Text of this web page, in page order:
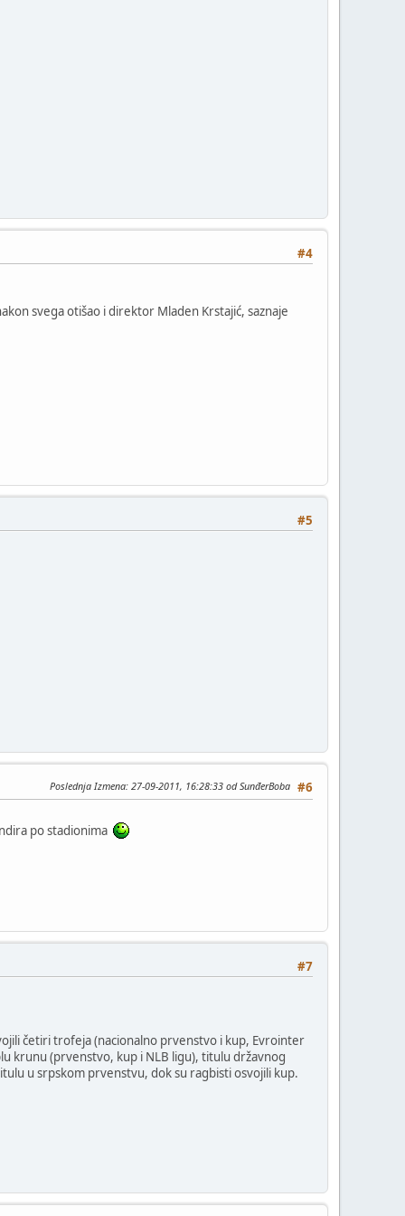
#4
svega otišao i direktor Mladen Krstajić, saznaje
#5
#6
Poslednja Izmena: 27-09-2011, 16:28:33 od SunđerBoba
po stadionima
#7
četiri trofeja (nacionalno prvenstvo i kup, Evrointer
krunu (prvenstvo, kup i NLB ligu), titulu državnog
u srpskom prvenstvu, dok su ragbisti osvojili kup.